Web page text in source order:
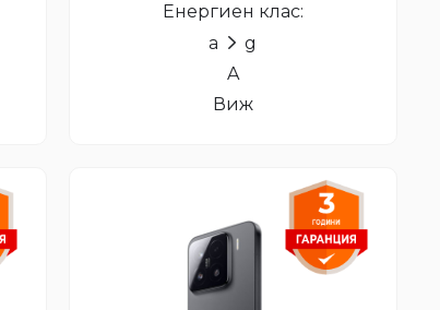
Енергиен клас:
a
g
A
Виж